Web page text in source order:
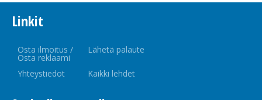
Linkit
Osta ilmoitus /
Osta reklaami
Lähetä palaute
Yhteystiedot Kaikki lehdet